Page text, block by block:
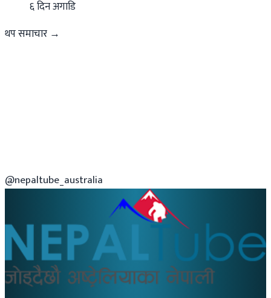
६ दिन अगाडि
थप समाचार →
@nepaltube_australia